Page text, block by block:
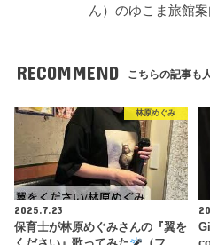
ん）のゆこま旅館
RECOMMEND こちらの記事も
林原めぐみ
2025.7.23
保育士が林原めぐみさんの『翼を